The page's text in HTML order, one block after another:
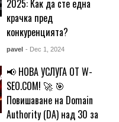
2025: Как да сте една
крачка пред
конкуренцията?
pavel - Dec 1, 2024
📢 НОВА УСЛУГА ОТ W-
SEO.COM! 🚀 🎯
Повишаване на Domain
Authority (DA) над 30 за